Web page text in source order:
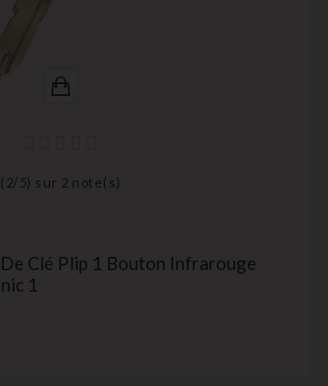
( 2/ 5) sur 2 note(s)
De Clé Plip 1 Bouton Infrarouge
1